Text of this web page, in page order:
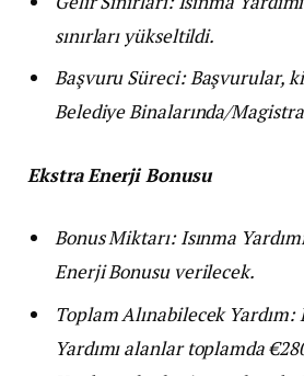
sınırları yükseltildi.
Başvuru Süreci: Başvurular,
Belediye Binalarında/
Ekstra Enerji Bonusu
Bonus Miktarı: Isınma
Enerji Bonusu verilecek.
Toplam Alınabilecek Yardım:
Yardımı alanlar toplamda